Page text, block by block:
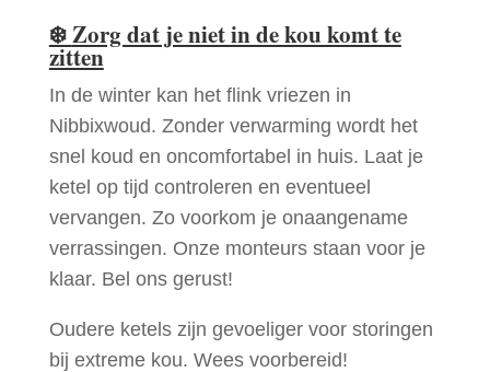
❄️Zorg dat je niet in de kou komt te
zitten
In de winter kan het flink vriezen in
Nibbixwoud. Zonder verwarming wordt het
snel koud en oncomfortabel in huis. Laat je
ketel op tijd controleren en eventueel
vervangen. Zo voorkom je onaangename
verrassingen. Onze monteurs staan voor je
klaar. Bel ons gerust!
Oudere ketels zijn gevoeliger voor storingen
bij extreme kou. Wees voorbereid!